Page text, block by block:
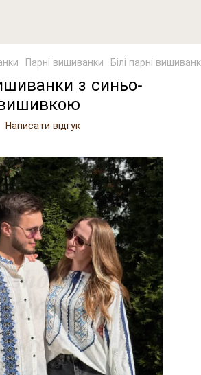
Парні вишиванки Білі парні
з синьо-
Написати відгук